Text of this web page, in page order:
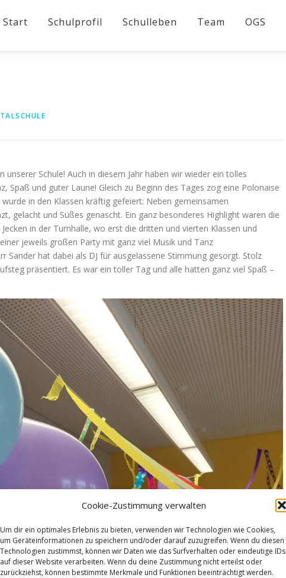
Cookie-Zustimmung verwalten
Um dir ein optimales Erlebnis zu bieten, verwenden wir Technologien wie Cookies,
um Geräteinformationen zu speichern und/oder darauf zuzugreifen. Wenn du diesen
Technologien zustimmst, können wir Daten wie das Surfverhalten oder eindeutige IDs
auf dieser Website verarbeiten. Wenn du deine Zustimmung nicht erteilst oder
zurückziehst, können bestimmte Merkmale und Funktionen beeinträchtigt werden.
Start Schulprofil Schulleben Team OGS
TALSCHULE
Schule! Auch in diesem Jahr haben wir wieder ein tolles
Spaß und guter Laune! Gleich zu Beginn des Tages zog eine Polonaise
in den Klassen kräftig gefeiert: Neben gemeinsamen
gelacht und Süßes genascht. Ein ganz besonderes Highlight waren die
in der Turnhalle, wo erst die dritten und vierten Klassen und
jeweils großen Party mit ganz viel Musik und Tanz
Sander hat dabei als DJ für ausgelassene Stimmung gesorgt. Stolz
präsentiert. Es war ein toller Tag und alle hatten ganz viel Spaß –